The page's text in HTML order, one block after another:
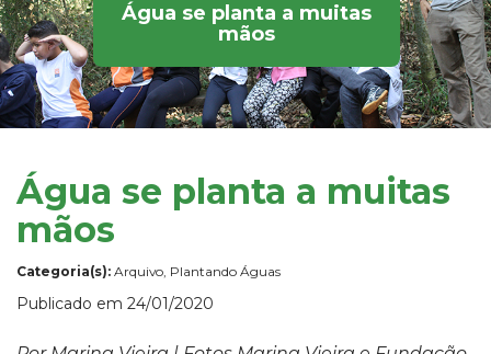
Água se planta a muitas
mãos
Água se planta a muitas
mãos
Categoria(s): Arquivo, Plantando Águas
Publicado em 24/01/2020